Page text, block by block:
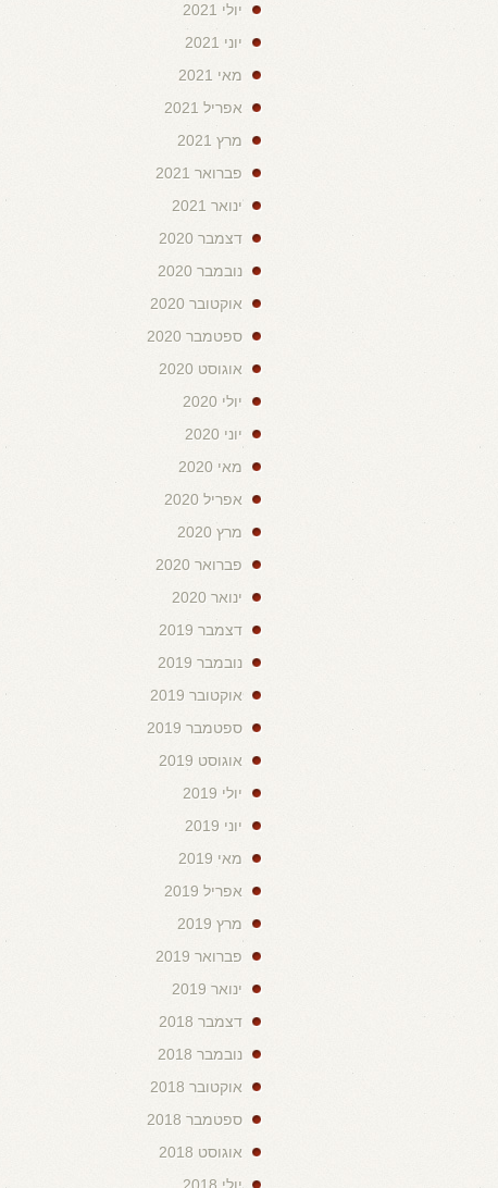
יולי 2021
יוני 2021
מאי 2021
אפריל 2021
מרץ 2021
פברואר 2021
ינואר 2021
דצמבר 2020
נובמבר 2020
אוקטובר 2020
ספטמבר 2020
אוגוסט 2020
יולי 2020
יוני 2020
מאי 2020
אפריל 2020
מרץ 2020
פברואר 2020
ינואר 2020
דצמבר 2019
נובמבר 2019
אוקטובר 2019
ספטמבר 2019
אוגוסט 2019
יולי 2019
יוני 2019
מאי 2019
אפריל 2019
מרץ 2019
פברואר 2019
ינואר 2019
דצמבר 2018
נובמבר 2018
אוקטובר 2018
ספטמבר 2018
אוגוסט 2018